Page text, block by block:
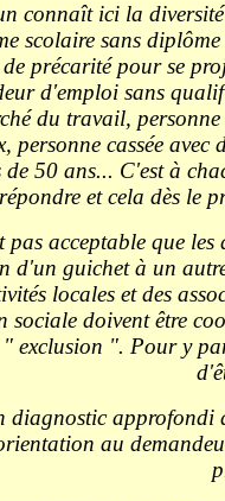
connaît ici la
scolaire sans
précarité pour se
d'emploi sans
du travail,
personne cassée
de 50 ans... C'est à
répondre et cela dès le
pas acceptable que les
d'un guichet à un
locales et des
sociale doivent être
exclusion ". Pour y
diagnostic approfondi
au